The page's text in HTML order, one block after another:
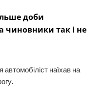
доби
чиновники так і не
наїхав на